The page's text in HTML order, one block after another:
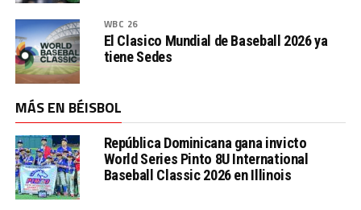
WBC 26
El Clasico Mundial de Baseball 2026 ya
tiene Sedes
MÁS EN BÉISBOL
República Dominicana gana invicto
World Series Pinto 8U International
Baseball Classic 2026 en Illinois